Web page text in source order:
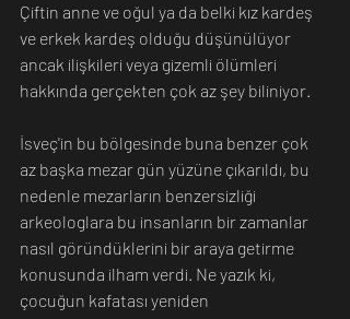
Çiftin anne ve oğul ya da belki kız kardeş
ve erkek kardeş olduğu düşünülüyor
ancak ilişkileri veya gizemli ölümleri
hakkında gerçekten çok az şey biliniyor.
İsveç'in bu bölgesinde buna benzer çok
az başka mezar gün yüzüne çıkarıldı, bu
nedenle mezarların benzersizliği
arkeologlara bu insanların bir zamanlar
nasıl göründüklerini bir araya getirme
konusunda ilham verdi. Ne yazık ki,
çocuğun kafatası yeniden